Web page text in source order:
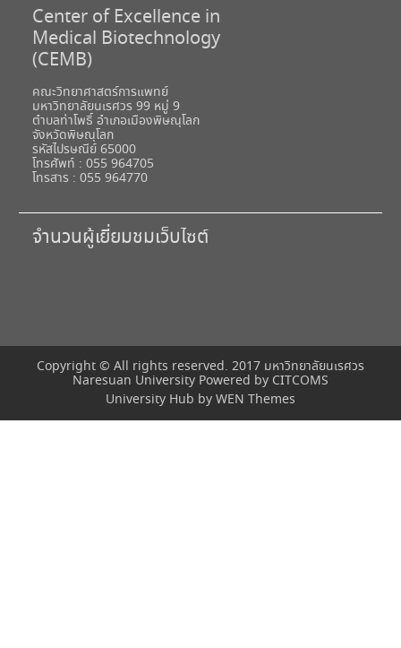
Center of Excellence in
Medical Biotechnology
(CEMB)
คณะวิทยาศาสตร์การแพทย์
มหาวิทยาลัยนเรศวร 99 หมู่ 9
ตำบลท่าโพธิ์ อำเภอเมืองพิษณุโลก
จังหวัดพิษณุโลก
รหัสไปรษณีย์ 65000
โทรศัพท์ : 055 964705
โทรสาร : 055 964770
จำนวนผู้เยี่ยมชมเว็บไซต์
Copyright © All rights reserved. 2017 มหาวิทยาลัยนเรศวร
Naresuan University Powered by CITCOMS
University Hub by WEN Themes